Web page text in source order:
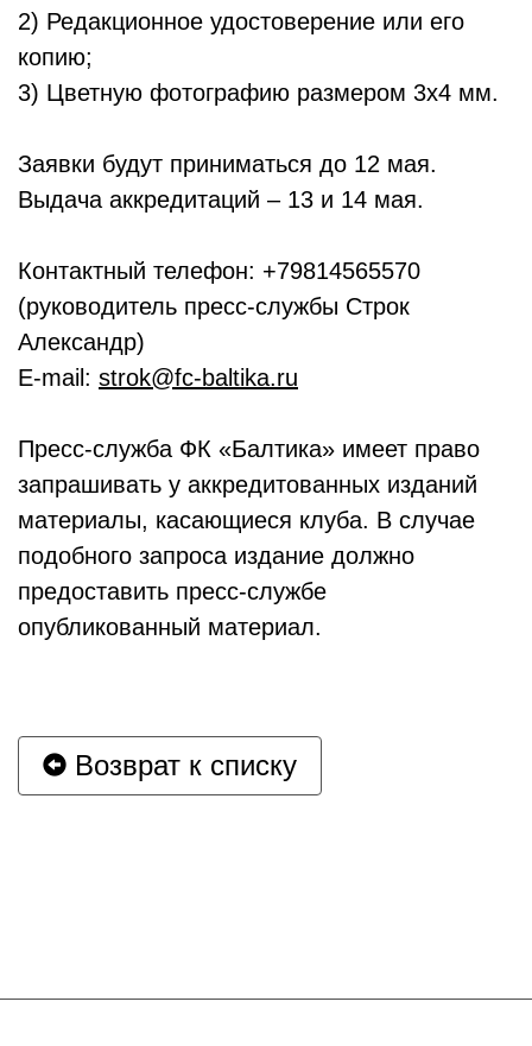
2) Редакционное удостоверение или его
копию;
3) Цветную фотографию размером 3х4 мм.
Заявки будут приниматься до 12 мая.
Выдача аккредитаций – 13 и 14 мая.
Контактный телефон: +79814565570
(руководитель пресс-службы Строк
Александр)
E-mail: strok@fc-baltika.ru
Пресс-служба ФК «Балтика» имеет право
запрашивать у аккредитованных изданий
материалы, касающиеся клуба. В случае
подобного запроса издание должно
предоставить пресс-службе
опубликованный материал.
Возврат к списку